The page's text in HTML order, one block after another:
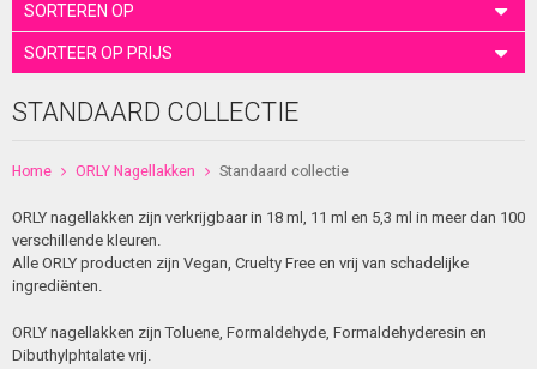
SORTEREN OP
SORTEER OP PRIJS
STANDAARD COLLECTIE
Home ORLY Nagellakken Standaard collectie
ORLY nagellakken zijn verkrijgbaar in 18 ml, 11 ml en 5,3 ml in meer dan 100
verschillende kleuren.
Alle ORLY producten zijn Vegan, Cruelty Free en vrij van schadelijke
ingrediënten.
ORLY nagellakken zijn Toluene, Formaldehyde, Formaldehyderesin en
Dibuthylphtalate vrij.